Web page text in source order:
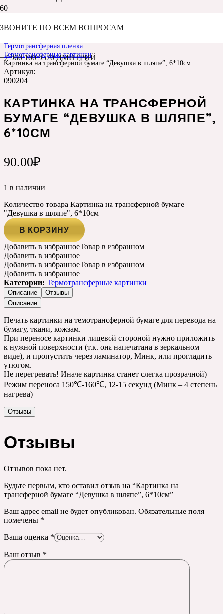
ЗВОНИТЕ ПО ВСЕМ ВОПРОСАМ
+7 960 100 9570 ДМИТРИЙ
Главная
Термотрансферная пленка
Термотрансферные картинки
Картинка на трансферной бумаге “Девушка в шляпе”, 6*10см
Артикул:
090204
КАРТИНКА НА ТРАНСФЕРНОЙ
БУМАГЕ “ДЕВУШКА В ШЛЯПЕ”,
6*10СМ
90.00₽
1 в наличии
Количество товара Картинка на трансферной бумаге
"Девушка в шляпе", 6*10см
В КОРЗИНУ
Добавить в избранноеТовар в избранном
Добавить в избранное
Добавить в избранноеТовар в избранном
Добавить в избранное
Категории: Термотрансферные картинки
Описание
Отзывы
Описание
Печать картинки на темотрансферной бумаге для перевода на
бумагу, ткани, кожзам.
При переносе картинки лицевой стороной нужно приложить
к нужной поверхности (т.к. она напечатана в зеркальном
виде), и пропустить через ламинатор, Минк, или прогладить
утюгом.
Не перегревать! Иначе картинка станет слегка прозрачной)
Режим переноса 150℃-160℃, 12-15 секунд (Минк – 4 степень
нагрева)
Отзывы
Отзывы
Отзывов пока нет.
Будьте первым, кто оставил отзыв на “Картинка на
трансферной бумаге “Девушка в шляпе”, 6*10см”
Ваш адрес email не будет опубликован. Обязательные поля
помечены *
Ваша оценка *
Ваш отзыв *